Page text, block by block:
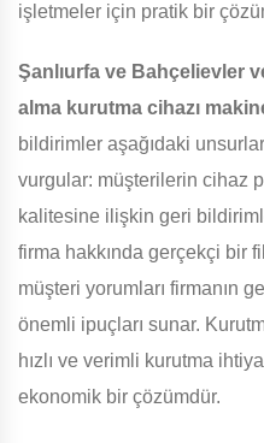
işletmeler için pratik bir
Şanlıurfa ve Bahçelievler
alma kurutma cihazı
bildirimler aşağıdaki
vurgular: müşterilerin cihaz
kalitesine ilişkin geri
firma hakkında gerçekçi bir
müşteri yorumları firmanın
önemli ipuçları sunar.
hızlı ve verimli kurutma
ekonomik bir çözümdür.